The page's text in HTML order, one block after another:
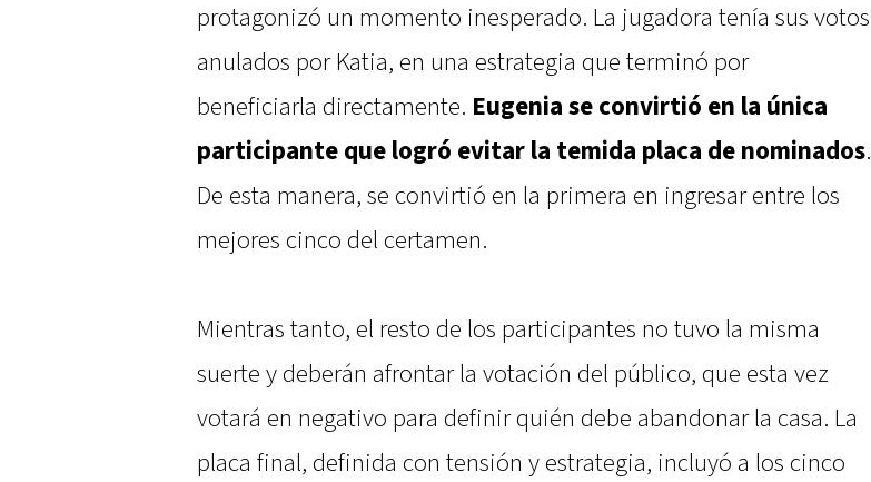
protagonizó un momento inesperado. La jugadora tenía sus votos
anulados por Katia, en una estrategia que terminó por
beneficiarla directamente. Eugenia se convirtió en la única
participante que logró evitar la temida placa de nominados.
De esta manera, se convirtió en la primera en ingresar entre los
mejores cinco del certamen.
Mientras tanto, el resto de los participantes no tuvo la misma
suerte y deberán afrontar la votación del público, que esta vez
votará en negativo para definir quién debe abandonar la casa. La
placa final, definida con tensión y estrategia, incluyó a los cinco